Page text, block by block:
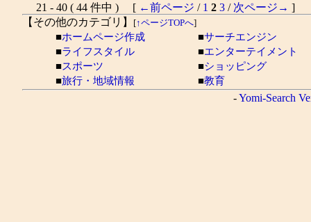
21 - 40 ( 44 件中 ) [ ←前ページ / 1 2 3 / 次ページ→ ]
【その他のカテゴリ】
[↑ページTOPへ]
■ホームページ作成 ■サーチエンジン
■ライフスタイル ■エンターテイメント
■スポーツ ■ショッピング
■旅行・地域情報 ■教育
-Yomi-Search